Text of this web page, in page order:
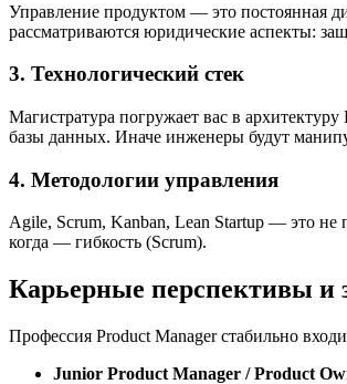
Управление продуктом — это постоянная
рассматриваются юридические аспекты:
3. Технологический стек
Магистратура погружает вас в
базы данных. Иначе инженеры будут
4. Методологии управления
Agile, Scrum, Kanban, Lean Startup — это
когда — гибкость (Scrum).
Карьерные перспективы и
Профессия Product Manager стабильно
Junior Product Manager / Product